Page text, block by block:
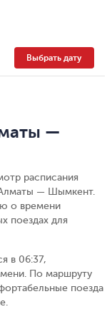
Выбрать дату
—
расписания
Алматы — Шымкент.
о времени
поездах для
в 06:37,
По маршруту
поезда